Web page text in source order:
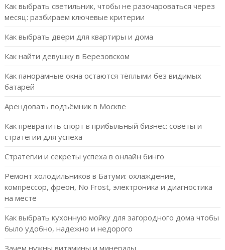
Как выбрать светильник, чтобы не разочароваться через
месяц: разбираем ключевые критерии
Как выбрать двери для квартиры и дома
Как найти девушку в Березовском
Как панорамные окна остаются тёплыми без видимых
батарей
Арендовать подъёмник в Москве
Как превратить спорт в прибыльный бизнес: советы и
стратегии для успеха
Стратегии и секреты успеха в онлайн бинго
Ремонт холодильников в Батуми: охлаждение,
компрессор, фреон, No Frost, электроника и диагностика
на месте
Как выбрать кухонную мойку для загородного дома чтобы
было удобно, надежно и недорого
Зачем нужны витамины и минералы